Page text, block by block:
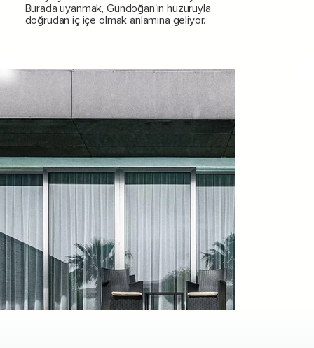
Burada uyanmak, Gündoğan'ın huzuruyla
doğrudan iç içe olmak anlamına geliyor.